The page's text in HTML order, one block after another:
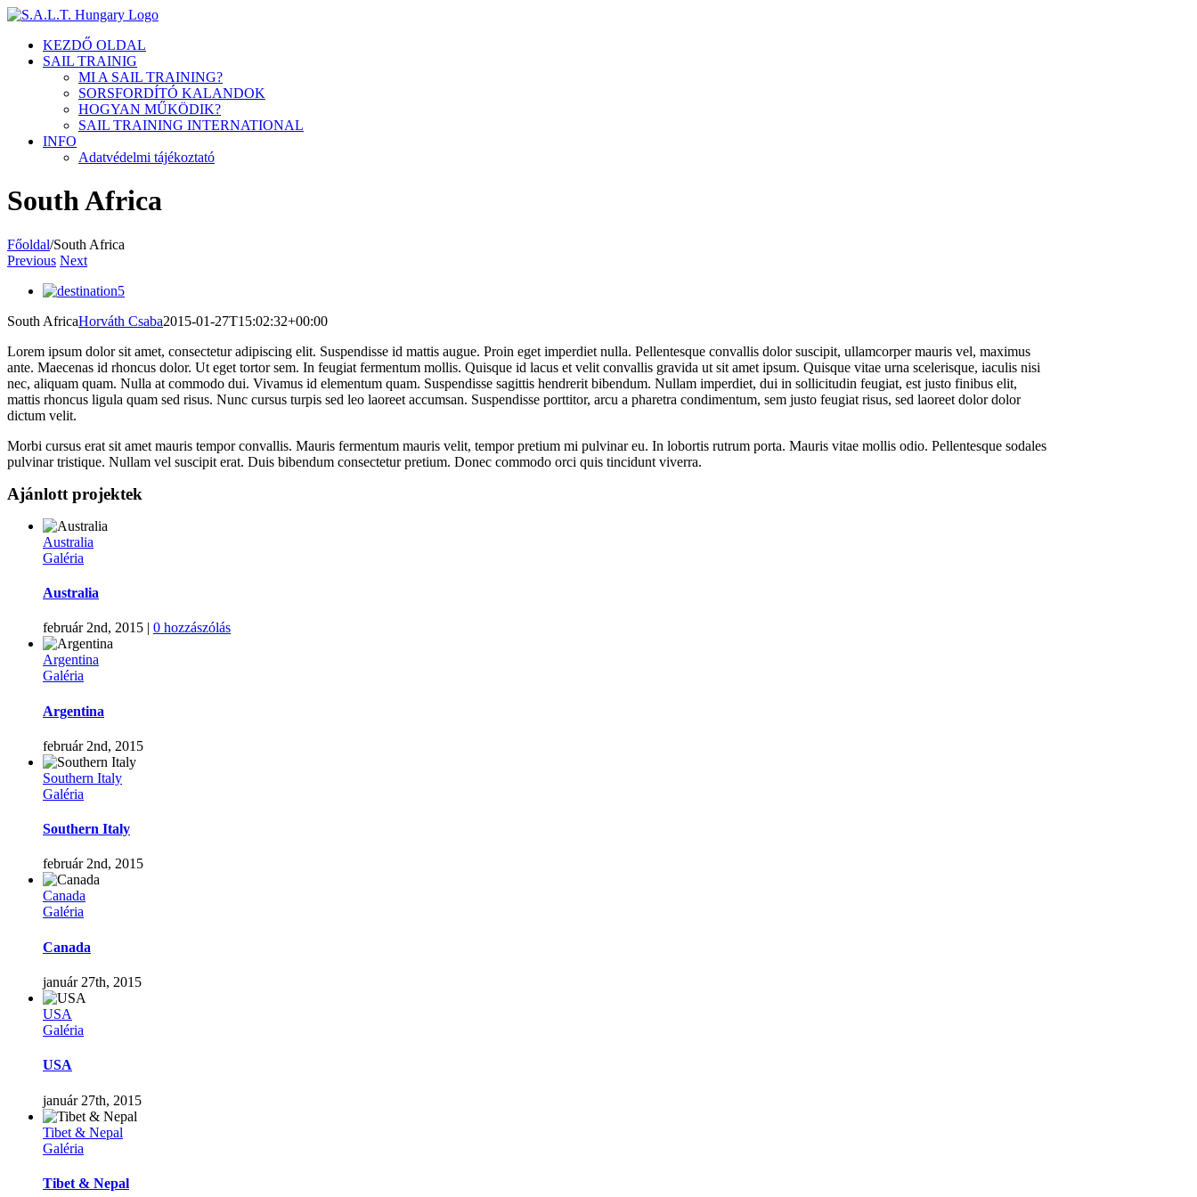
Kihagyás
KEZDŐ OLDAL
SAIL TRAINIG
MI A SAIL TRAINING?
SORSFORDÍTÓ KALANDOK
HOGYAN MŰKÖDIK?
SAIL TRAINING INTERNATIONAL
INFO
Adatvédelmi tájékoztató
South Africa
Főoldal/South Africa
Previous Next
View
Image
South AfricaHorváth Csaba2015-01-27T15:02:32+00:00
Lorem ipsum dolor sit amet, consectetur adipiscing elit. Suspendisse id mattis augue. Proin eget imperdiet nulla. Pellentesque convallis dolor suscipit, ullamcorper mauris vel, maximus
ante. Maecenas id rhoncus dolor. Ut eget tortor sem. In feugiat fermentum mollis. Quisque id lacus et velit convallis gravida ut sit amet ipsum. Quisque vitae urna scelerisque, iaculis nisi
nec, aliquam quam. Nulla at commodo dui. Vivamus id elementum quam. Suspendisse sagittis hendrerit bibendum. Nullam imperdiet, dui in sollicitudin feugiat, est justo finibus elit,
mattis rhoncus ligula quam sed risus. Nunc cursus turpis sed leo laoreet accumsan. Suspendisse porttitor, arcu a pharetra condimentum, sem justo feugiat risus, sed laoreet dolor dolor
dictum velit.
Morbi cursus erat sit amet mauris tempor convallis. Mauris fermentum mauris velit, tempor pretium mi pulvinar eu. In lobortis rutrum porta. Mauris vitae mollis odio. Pellentesque sodales
pulvinar tristique. Nullam vel suscipit erat. Duis bibendum consectetur pretium. Donec commodo orci quis tincidunt viverra.
Ajánlott projektek
Australia
Galéria
Australia
február 2nd, 2015 | 0 hozzászólás
Argentina
Galéria
Argentina
február 2nd, 2015
Southern Italy
Galéria
Southern Italy
február 2nd, 2015
Canada
Galéria
Canada
január 27th, 2015
USA
Galéria
USA
január 27th, 2015
Tibet & Nepal
Galéria
Tibet & Nepal